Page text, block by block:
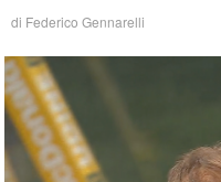
di Federico Gennarelli